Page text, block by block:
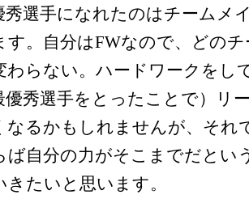
選手になれたのはチームメ
す。自分はFWなので、どの
わらない。ハードワークをし
秀選手をとったことで）リ
なるかもしれませんが、それ
ば自分の力がそこまでだとい
きたいと思います。